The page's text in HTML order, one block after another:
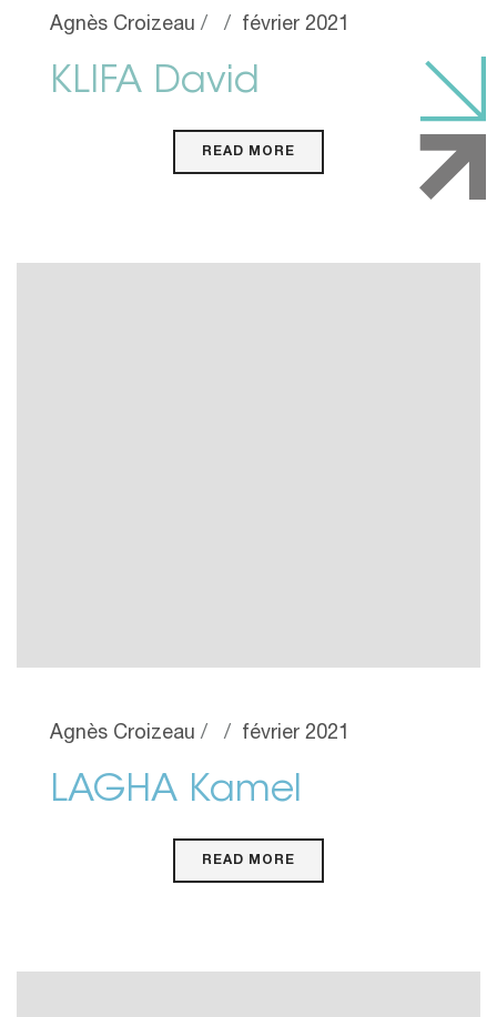
Agnès Croizeau février 2021
KLIFA David
READ MORE
Agnès Croizeau février 2021
LAGHA Kamel
READ MORE